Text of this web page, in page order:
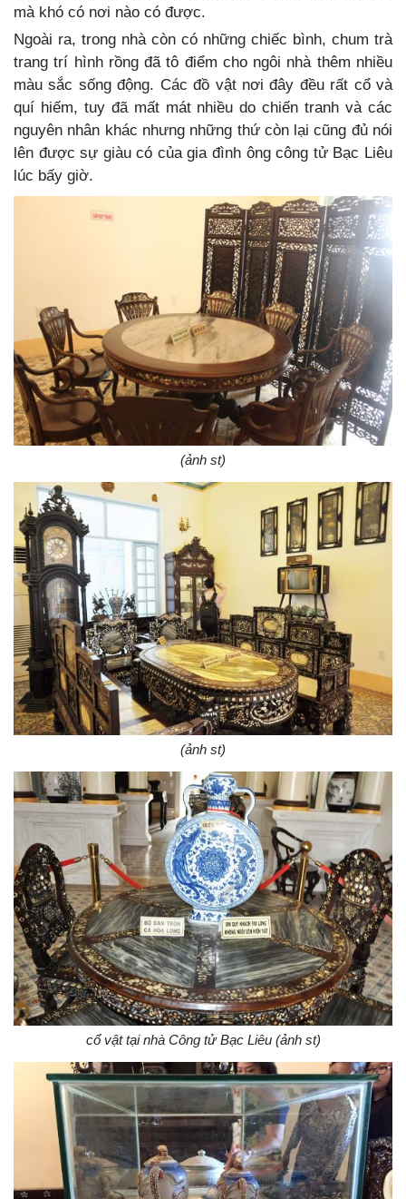
mà khó có nơi nào có được.
Ngoài ra, trong nhà còn có những chiếc bình, chum trà
trang trí hình rồng đã tô điểm cho ngôi nhà thêm nhiều
màu sắc sống động. Các đồ vật nơi đây đều rất cổ và
quí hiếm, tuy đã mất mát nhiều do chiến tranh và các
nguyên nhân khác nhưng những thứ còn lại cũng đủ nói
lên được sự giàu có của gia đình ông công tử Bạc Liêu
lúc bấy giờ.
(ảnh st)
(ảnh st)
cổ vật tại nhà Công tử Bạc Liêu (ảnh st)